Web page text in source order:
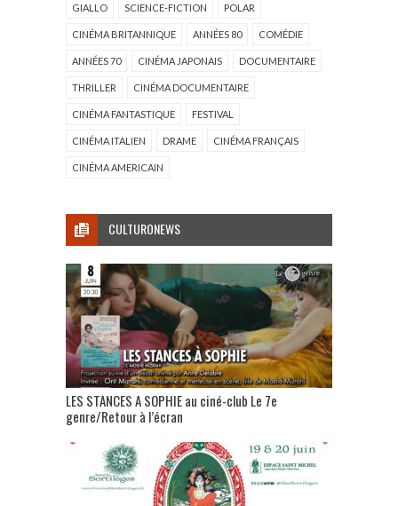
GIALLO SCIENCE-FICTION POLAR
CINÉMA BRITANNIQUE ANNÉES 80 COMÉDIE
ANNÉES 70 CINÉMA JAPONAIS DOCUMENTAIRE
THRILLER CINÉMA DOCUMENTAIRE
CINÉMA FANTASTIQUE FESTIVAL
CINÉMA ITALIEN DRAME CINÉMA FRANÇAIS
CINÉMA AMERICAIN
CULTURONEWS
LES STANCES A SOPHIE au ciné-club Le 7e
genre/Retour à l’écran